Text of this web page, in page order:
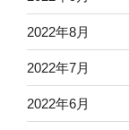
2022年8月
2022年7月
2022年6月